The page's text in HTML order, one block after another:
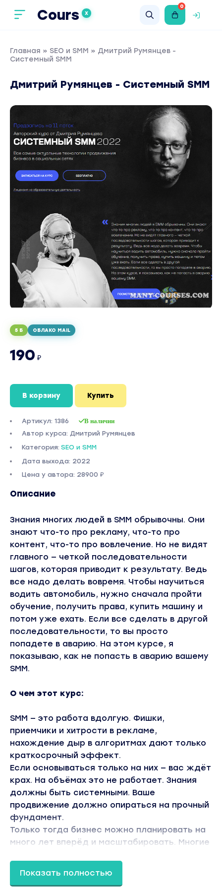
Cours X
0
Главная » SEO и SMM » Дмитрий Румянцев -
Системный SMM
Дмитрий Румянцев - Системный SMM
5 Б ОБЛАКО MAIL
190 ₽
В корзину Купить
Артикул: 1386 В наличии
Автор курса: Дмитрий Румянцев
Категория: SEO и SMM
Дата выхода: 2022
Цена у автора: 28900 ₽
Описание
Знания многих людей в SMM обрывочны. Они
знают что-то про рекламу, что-то про
контент, что-то про вовлечение. Но не видят
главного — четкой последовательности
шагов, которая приводит к результату. Ведь
все надо делать вовремя. Чтобы научиться
водить автомобиль, нужно сначала пройти
обучение, получить права, купить машину и
потом уже ехать. Если все сделать в другой
последовательности, то вы просто
попадете в аварию. На этом курсе, я
показываю, как не попасть в аварию вашему
SMM.
О чем этот курс:
SMM — это работа вдолгую. Фишки,
приемчики и хитрости в рекламе,
нахождение дыр в алгоритмах дают только
краткосрочный эффект.
Если основываться только на них — вас ждёт
крах. На объёмах это не работает. Знания
должны быть системными. Ваше
продвижение должно опираться на прочный
фундамент.
Только тогда бизнес можно планировать на
много лет вперёд и масштабировать. Многие
Показать полностью